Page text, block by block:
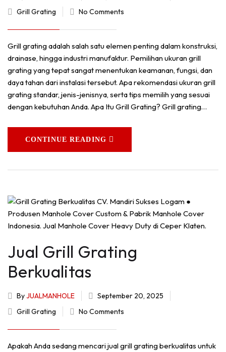
Grill Grating
No Comments
Grill grating adalah salah satu elemen penting dalam konstruksi,
drainase, hingga industri manufaktur. Pemilihan ukuran grill
grating yang tepat sangat menentukan keamanan, fungsi, dan
daya tahan dari instalasi tersebut. Apa rekomendasi ukuran grill
grating standar, jenis-jenisnya, serta tips memilih yang sesuai
dengan kebutuhan Anda. Apa Itu Grill Grating? Grill grating…
CONTINUE READING
Jual Grill Grating
Berkualitas
ByJUALMANHOLE
September 20, 2025
Grill Grating
No Comments
Apakah Anda sedang mencari jual grill grating berkualitas untuk